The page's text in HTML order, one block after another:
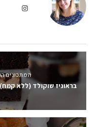
המתכונים
בראוניז שוקולד (ללא